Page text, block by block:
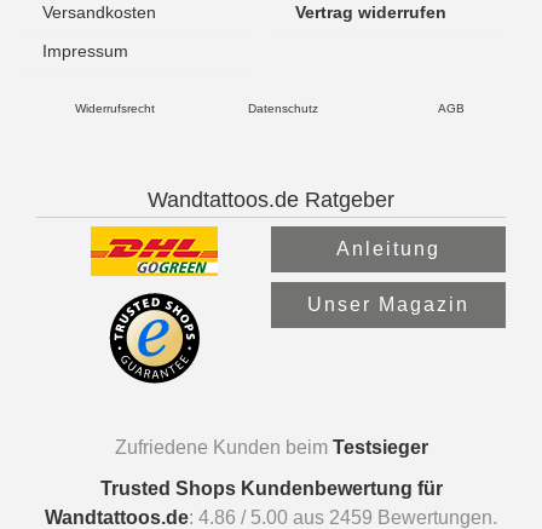
Versandkosten
Vertrag widerrufen
Impressum
Widerrufsrecht Datenschutz AGB
Wandtattoos.de Ratgeber
Anleitung
Unser Magazin
Zufriedene Kunden beim Testsieger
Trusted Shops Kundenbewertung für
Wandtattoos.de: 4.86 / 5.00 aus 2459 Bewertungen.